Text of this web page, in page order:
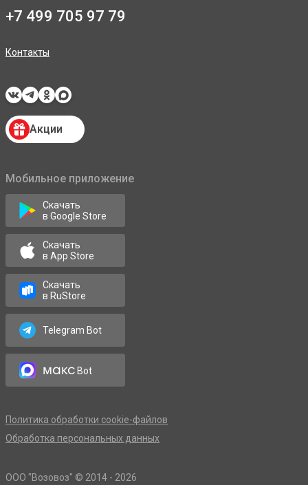
+7 499 705 97 79
Контакты
Акции
Мобильное приложение
Скачать
в Google Store
Скачать
в App Store
Скачать
в RuStore
Telegram Bot
максBot
OOO "Возовоз" © 2014 - 2026
Политика обработки cookie-файлов
Обработка персональных данных